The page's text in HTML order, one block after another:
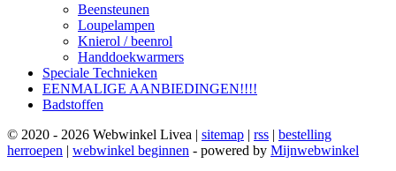
Beensteunen
Loupelampen
Knierol / beenrol
Handdoekwarmers
Speciale Technieken
EENMALIGE AANBIEDINGEN!!!!
Badstoffen
© 2020 - 2026 Webwinkel Livea | sitemap | rss | bestelling
herroepen | webwinkel beginnen - powered by Mijnwebwinkel